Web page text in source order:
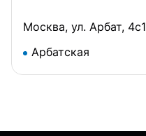
Москва, ул. Арбат, 4с1
Арбатская